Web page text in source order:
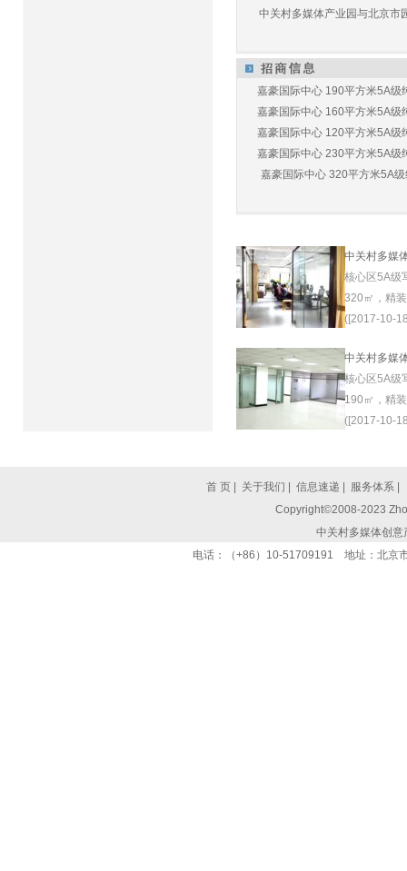
中关村多媒体产业园与北京市
嘉豪国际中心 190平方米5A级
嘉豪国际中心 160平方米5A级
嘉豪国际中心 120平方米5A级
嘉豪国际中心 230平方米5A级
嘉豪国际中心 320平方米5A
中关村多媒
核心区5A级
320㎡，精
([2017-10-
中关村多媒
核心区5A级
190㎡，精
([2017-10-
首 页 关于我们 信息速递 服务体系
Copyright©2008-2023
中关村多媒体创
电话：（+86）10-51709191 地址：北京